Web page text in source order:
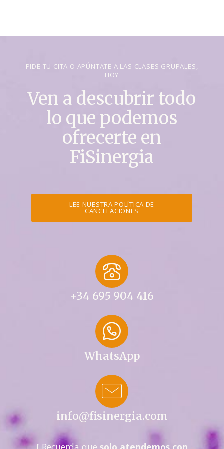
PIDE TU CITA O APÚNTATE A LAS CLASES GRUPALES,
HOY
Ven a descubrir todo
lo que podemos
ofrecerte en
FiSinergia
LEE NUESTRA POLÍTICA DE
CANCELACIONES
+34 695 904 416
WhatsApp
info@fisinergia.com